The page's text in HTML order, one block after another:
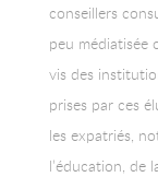
conseillers
peu médiatisée
vis des
prises par ces
les expatriés,
l’éducation, de